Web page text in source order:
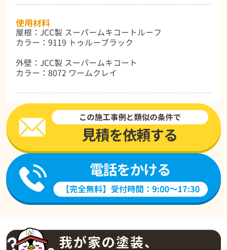
使用材料
屋根：JCC製 スーパームキコートルーフ
カラー：9119 トゥルーブラック
外壁：JCC製 スーパームキコート
カラー：8072 ワームクレイ